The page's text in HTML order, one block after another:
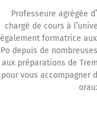
Professeure agrégée
chargé de cours à
également formatrice
Po depuis de
aux préparations de
pour vous accompagner